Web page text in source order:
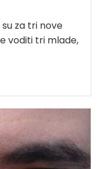
za tri nove
voditi tri mlade,